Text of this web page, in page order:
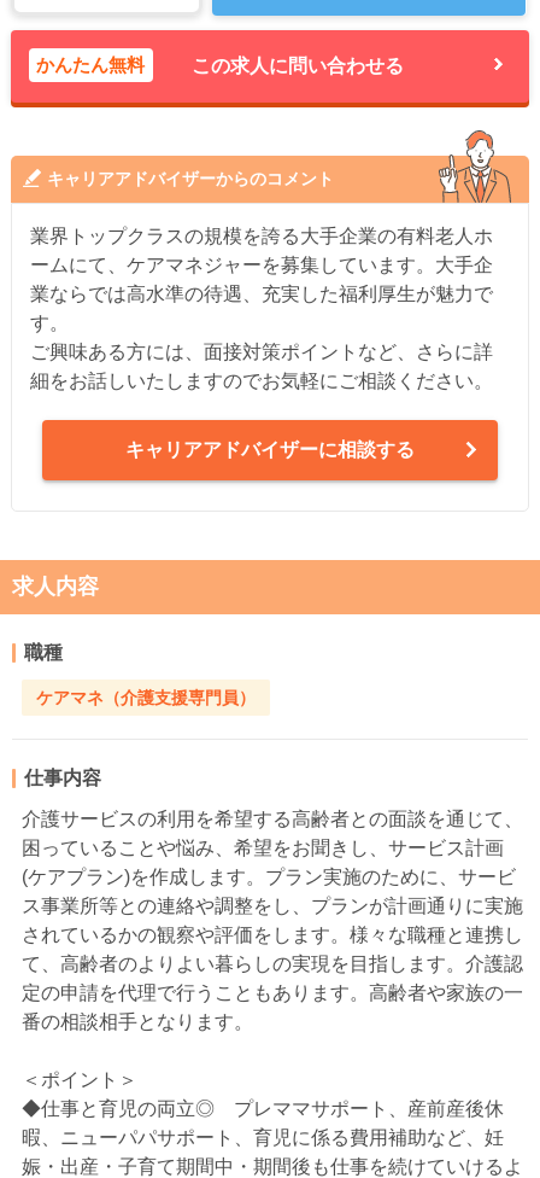
かんたん無料 この求人に問い合わせる
キャリアアドバイザーからのコメント
業界トップクラスの規模を誇る大手企業の有料老人ホ
ームにて、ケアマネジャーを募集しています。大手企
業ならでは高水準の待遇、充実した福利厚生が魅力で
す。
ご興味ある方には、面接対策ポイントなど、さらに詳
細をお話しいたしますのでお気軽にご相談ください。
キャリアアドバイザーに相談する
求人内容
職種
ケアマネ（介護支援専門員）
仕事内容
介護サービスの利用を希望する高齢者との面談を通じて、
困っていることや悩み、希望をお聞きし、サービス計画
(ケアプラン)を作成します。プラン実施のために、サービ
ス事業所等との連絡や調整をし、プランが計画通りに実施
されているかの観察や評価をします。様々な職種と連携し
て、高齢者のよりよい暮らしの実現を目指します。介護認
定の申請を代理で行うこともあります。高齢者や家族の一
番の相談相手となります。
＜ポイント＞
◆仕事と育児の両立◎ プレママサポート、産前産後休
暇、ニューパパサポート、育児に係る費用補助など、妊
娠・出産・子育て期間中・期間後も仕事を続けていけるよ